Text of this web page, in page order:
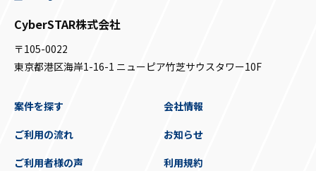
CyberSTAR株式会社
〒105-0022
東京都港区海岸1-16-1 ニューピア竹芝サウスタワー10F
案件を探す
ご利用の流れ
ご利用者様の声
会社情報
お知らせ
利用規約